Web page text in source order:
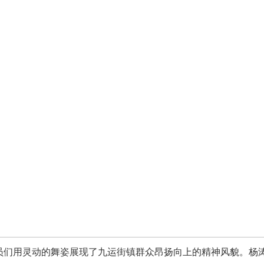
们用灵动的舞姿展现了九运街镇群众昂扬向上的精神风貌。杨